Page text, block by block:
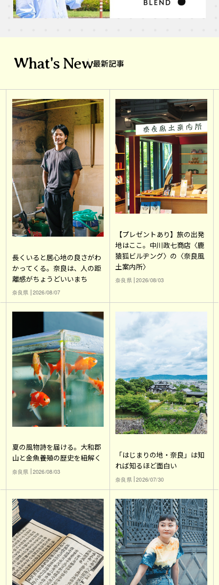
What's New最新記事
長くいると居心地の良さがわ
かってくる。奈良は、人の距
離感がちょうどいいまち
奈良県 2026/08/07
【プレゼントあり】旅の出発
地はここ。中川政七商店〈鹿
猿狐ビルヂング〉の〈奈良風
土案内所〉
奈良県 2026/08/03
夏の風物詩を届ける。大和郡
山と金魚養殖の歴史を紐解く
奈良県 2026/08/03
「はじまりの地・奈良」は知
れば知るほど面白い
奈良県 2026/07/30